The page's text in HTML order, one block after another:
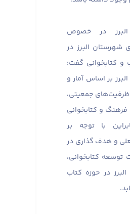
البرز در خصوص
شهرستان البرز در
و کتابخوانی گفت:
بر اساس آمار و
ظرفیت‌های جمعیتی،
فرهنگ و کتابخوانی
با توجه بر
و هدف گذاری در
توسعه کتابخوانی،
در حوزه کتاب